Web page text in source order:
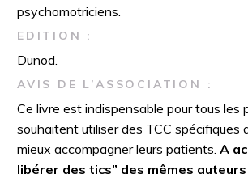
psychomotriciens.
EDITION :
Dunod.
AVIS DE L’ASSOCIATION :
Ce livre est indispensable pour tous les
souhaitent utiliser des TCC spécifiques
mieux accompagner leurs patients. A
libérer des tics” des mêmes